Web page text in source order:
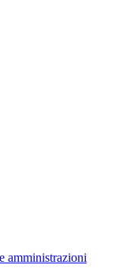
amministrazioni